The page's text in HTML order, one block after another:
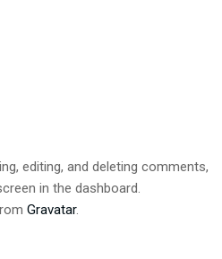
editing, and deleting comments,
in the dashboard.
Gravatar.